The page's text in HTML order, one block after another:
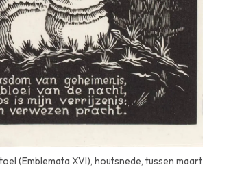
(Emblemata XVI), houtsnede, tussen maart